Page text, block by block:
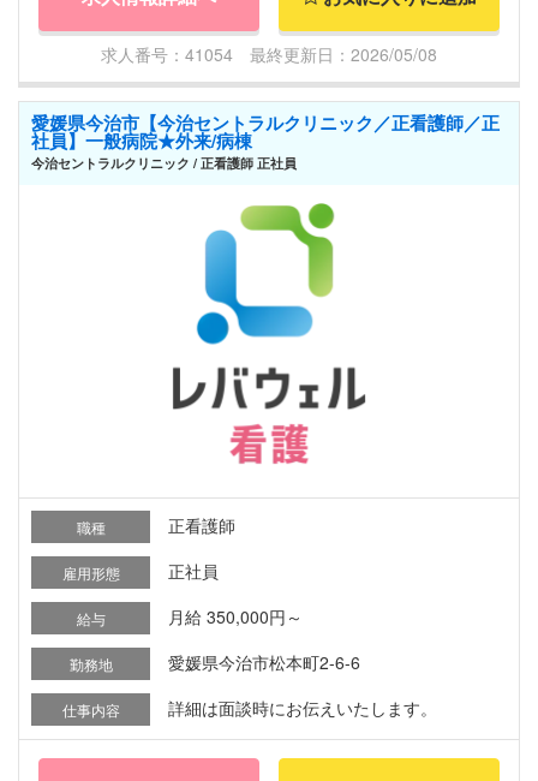
求人番号：41054 最終更新日：2026/05/08
愛媛県今治市【今治セントラルクリニック／正看護師／正
社員】一般病院★外来/病棟
今治セントラルクリニック / 正看護師 正社員
職種 正看護師
雇用形態 正社員
給与 月給 350,000円～
勤務地 愛媛県今治市松本町2-6-6
仕事内容 詳細は面談時にお伝えいたします。